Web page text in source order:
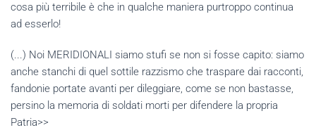
cosa più terribile è che in qualche maniera purtroppo continua
ad esserlo!
(...) Noi MERIDIONALI siamo stufi se non si fosse capito: siamo
anche stanchi di quel sottile razzismo che traspare dai racconti,
fandonie portate avanti per dileggiare, come se non bastasse,
persino la memoria di soldati morti per difendere la propria
Patria>>